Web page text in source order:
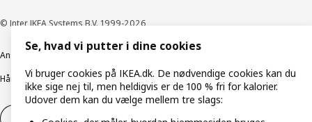
© Inter IKEA Systems B.V. 1999-2026
Ansvarlig rapportering
Håndtering af persondata Salgs- og leveringsbetingelser
Fortryd dit køb Fortryd dit køb af service
Se, hvad vi putter i dine cookies
Vi bruger cookies på IKEA.dk. De nødvendige cookies kan du
ikke sige nej til, men heldigvis er de 100 % fri for kalorier.
Udover dem kan du vælge mellem tre slags: